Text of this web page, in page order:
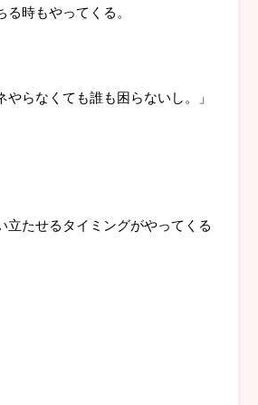
時もやってくる。
やらなくても誰も困らないし。」
立たせるタイミングがやってくる